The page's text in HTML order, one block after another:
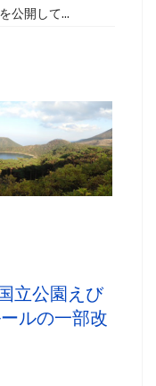
公開して...
立公園えび
ルの一部改